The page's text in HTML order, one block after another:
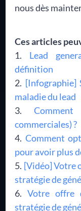
nous dès
Ces articles
Lead
définition
[Infographie]
maladie du lead
commerciales) ?
Comment
pour avoir plus
[Vidéo] Votre
stratégie de
Votre offre
stratégie de